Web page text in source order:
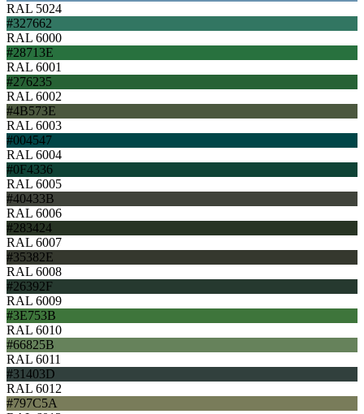
RAL 5024
#327662
RAL 6000
#28713E
RAL 6001
#276235
RAL 6002
#4B573E
RAL 6003
#004547
RAL 6004
#0F4336
RAL 6005
#40433B
RAL 6006
#283424
RAL 6007
#35382E
RAL 6008
#26392F
RAL 6009
#3E753B
RAL 6010
#66825B
RAL 6011
#31403D
RAL 6012
#797C5A